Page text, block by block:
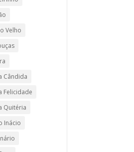
Velho
Cândida
Felicidade
Quitéria
Inácio